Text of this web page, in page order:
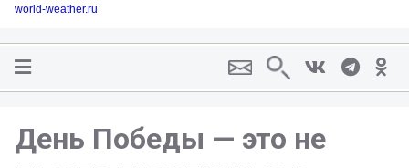
world-weather.ru
День Победы — это не